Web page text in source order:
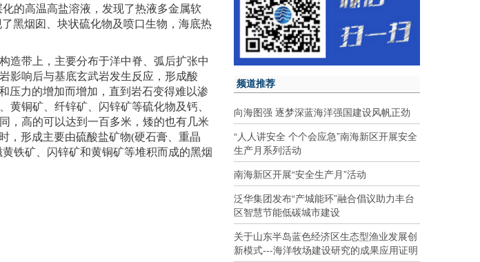
的高温高盐溶液，发现了热液多金属软
黑烟囱、块状硫化物及喷口生物，海底热
带上，主要分布于洋中脊、弧后扩张中
影响后与基底玄武岩发生反应，形成酸
压力的增加而增加，直到岩石变得难以渗
铜矿、纤锌矿、闪锌矿等硫化物及钙、
，高的可以达到一百多米，矮的也有几米
，形成主要由硫酸盐矿物(硬石膏、重晶
铁矿、闪锌矿和黄铜矿等堆积而成的黑烟
频道推荐
向海图强 逐梦深蓝海洋强国建设风帆正劲
“人人讲安全 个个会应急”南海新区开展安全
生产月系列活动
南海新区开展“安全生产月”活动
泛华集团发布“产城能环”融合倡议助力丰台
区智慧节能低碳城市建设
关于山东半岛蓝色经济区生态型渔业发展创
新模式---海洋牧场建设研究的成果应用证明